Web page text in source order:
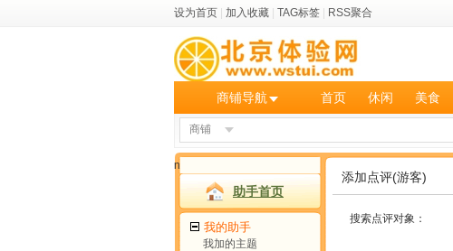
设为首页 加入收藏 TAG标签 RSS聚合
商铺导航 首页 休闲 美食
商铺
n
助手首页
我的助手
我加的主题
添加点评(游客)
搜索点评对象：